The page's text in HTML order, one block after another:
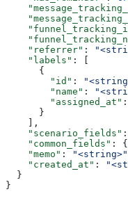
    "referrer"
:
    "labels"
: [
      {
        "id"
:
        "name"
:
        "assigned_at"
:
      }
    ],
    "scenario_fields"
    "common_fields"
:
    "memo"
: "<string>"
    "created_at"
:
  }
}